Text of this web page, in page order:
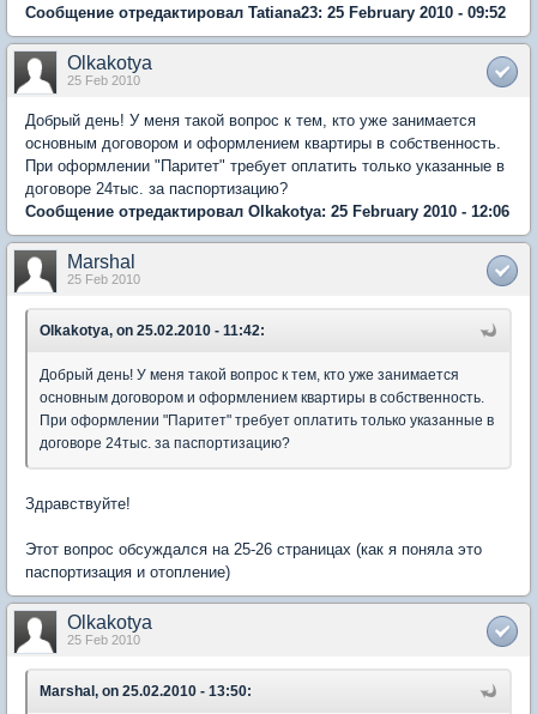
Сообщение отредактировал Tatiana23: 25 February 2010 - 09:52
Olkakotya
25 Feb 2010
Добрый день! У меня такой вопрос к тем, кто уже занимается
основным договором и оформлением квартиры в собственность.
При оформлении "Паритет" требует оплатить только указанные в
договоре 24тыс. за паспортизацию?
Сообщение отредактировал Olkakotya: 25 February 2010 - 12:06
Marshal
25 Feb 2010
Olkakotya, on 25.02.2010 - 11:42:
Добрый день! У меня такой вопрос к тем, кто уже занимается
основным договором и оформлением квартиры в собственность.
При оформлении "Паритет" требует оплатить только указанные в
договоре 24тыс. за паспортизацию?
Здравствуйте!
Этот вопрос обсуждался на 25-26 страницах (как я поняла это
паспортизация и отопление)
Olkakotya
25 Feb 2010
Marshal, on 25.02.2010 - 13:50: